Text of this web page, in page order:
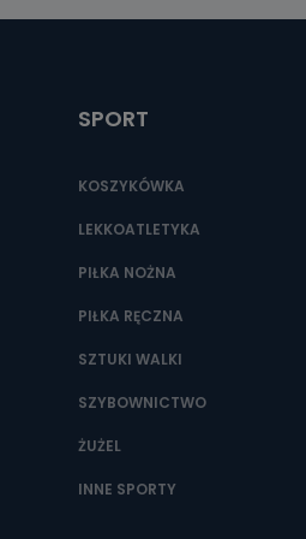
telefonu 62 735-51-05 lub e-
SPORT
KOSZYKÓWKA
LEKKOATLETYKA
PIŁKA NOŻNA
PIŁKA RĘCZNA
SZTUKI WALKI
SZYBOWNICTWO
ŻUŻEL
INNE SPORTY